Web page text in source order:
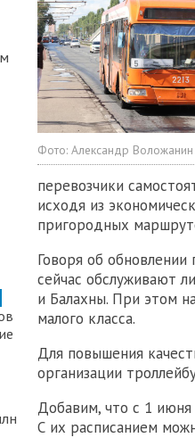
Фото: Александр Воложанин
перевозчики
исходя из
пригородных
Говоря об
сейчас обслуживают
и Балахны. При этом
малого класса.
Для повышения
организации
Добавим, что с 1
С их расписанием